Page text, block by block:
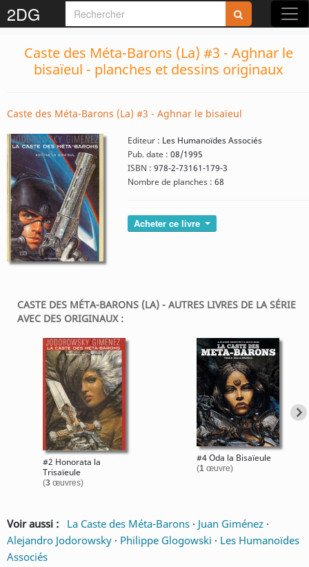
2DG
Caste des Méta-Barons (La) #3 - Aghnar le
bisaïeul - planches et dessins originaux
Caste des Méta-Barons (La) #3 - Aghnar le bisaïeul
Editeur : Les Humanoïdes Associés
Pub. date : 08/1995
ISBN : 978-2-73161-179-3
Nombre de planches : 68
Acheter ce livre
CASTE DES MÉTA-BARONS (LA) - AUTRES LIVRES DE LA SÉRIE
AVEC DES ORIGINAUX :
#2 Honorata la
Trisaïeule
(3œuvres)
#4 Oda la Bisaïeule
(1 œuvre)
Voir aussi : La Caste des Méta-Barons · Juan Giménez ·
Alejandro Jodorowsky · Philippe Glogowski · Les Humanoïdes
Associés